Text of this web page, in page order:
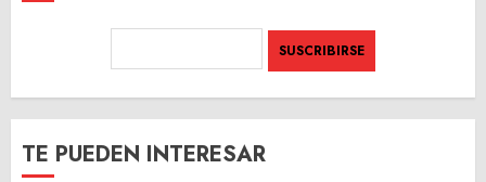
TE PUEDEN INTERESAR